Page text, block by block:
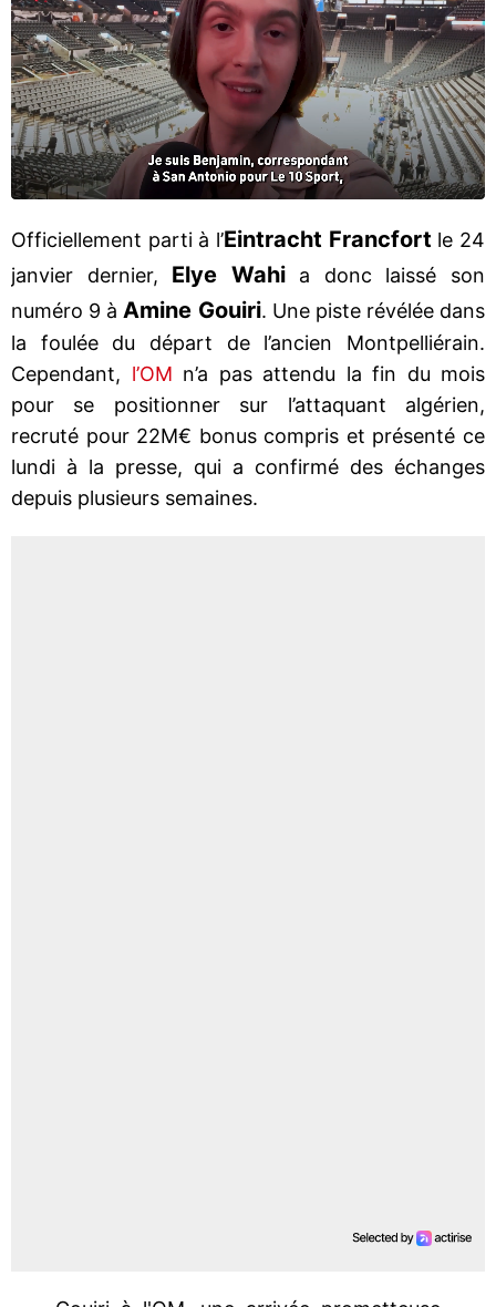
Officiellement parti à l’Eintracht Francfort le 24
janvier dernier, Elye Wahia donc laissé son
numéro 9 à Amine Gouiri. Une piste révélée dans
la foulée du départ de l’ancien Montpelliérain.
Cependant, l’OM n’a pas attendu la fin du mois
pour se positionner sur l’attaquant algérien,
recruté pour 22M€ bonus compris et présenté ce
lundi à la presse, qui a confirmé des échanges
depuis plusieurs semaines.